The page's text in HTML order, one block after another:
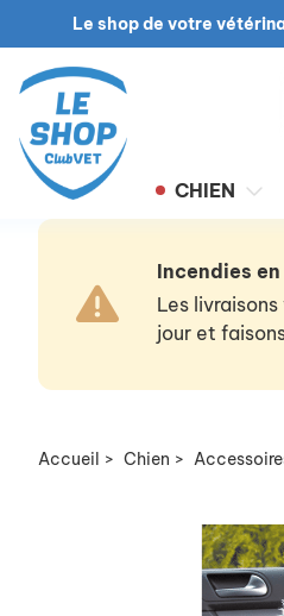
Le shop de votre
CHIEN
Incendies
Les
jour et
Accueil > Chien >